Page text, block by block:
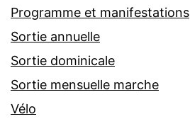
Programme et manifestations
Sortie annuelle
Sortie dominicale
Sortie mensuelle marche
Vélo